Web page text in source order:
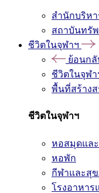
สำนักบริหา
สถาบันทรั
ชีวิตในจุฬาฯ
ย้อนกลั
ชีวิตในจุฬา
พื้นที่สร้างส
ชีวิตในจุฬาฯ
หอสมุดแล
หอพัก
กีฬาและสุ
โรงอาหาร